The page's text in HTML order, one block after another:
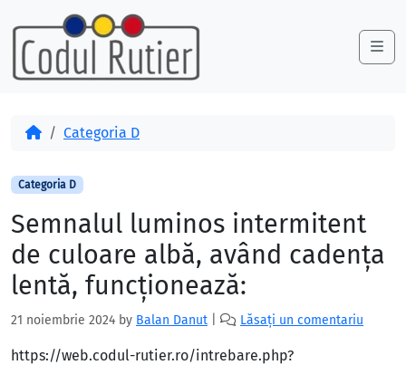
Skip to content
Skip to footer
AcasăCategoria D
Categoria D
Semnalul luminos intermitent
de culoare albă, având cadenţa
lentă, funcţionează:
21 noiembrie 2024 by Balan Danut Lăsați un comentariu
https://web.codul-rutier.ro/intrebare.php?